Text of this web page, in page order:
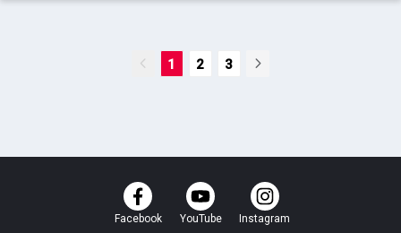
1 2 3
Facebook YouTube Instagram